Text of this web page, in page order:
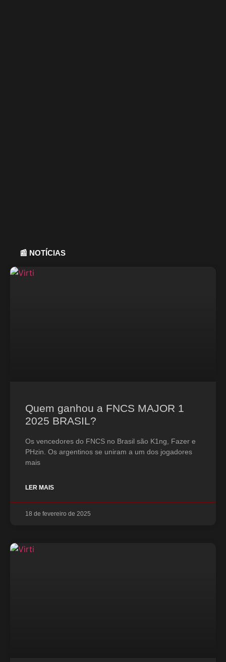
📰 NOTÍCIAS
Quem ganhou a FNCS MAJOR 1
2025 BRASIL?
Os vencedores do FNCS no Brasil são K1ng, Fazer e
PHzin. Os argentinos se uniram a um dos jogadores
mais
LER MAIS
18 de fevereiro de 2025